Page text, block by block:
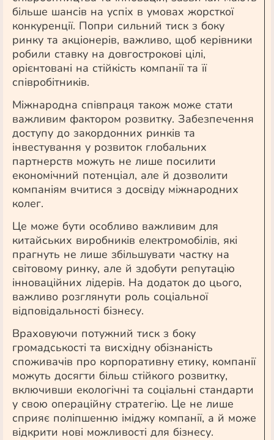
більше шансів на успіх в умовах жорсткої
конкуренції. Попри сильний тиск з боку
ринку та акціонерів, важливо, щоб керівники
робили ставку на довгострокові цілі,
орієнтовані на стійкість компанії та її
співробітників.
Міжнародна співпраця також може стати
важливим фактором розвитку. Забезпечення
доступу до закордонних ринків та
інвестування у розвиток глобальних
партнерств можуть не лише посилити
економічний потенціал, але й дозволити
компаніям вчитися з досвіду міжнародних
колег.
Це може бути особливо важливим для
китайських виробників електромобілів, які
прагнуть не лише збільшувати частку на
світовому ринку, але й здобути репутацію
інноваційних лідерів. На додаток до цього,
важливо розглянути роль соціальної
відповідальності бізнесу.
Враховуючи потужний тиск з боку
громадськості та висхідну обізнаність
споживачів про корпоративну етику, компанії
можуть досягти більш стійкого розвитку,
включивши екологічні та соціальні стандарти
у свою операційну стратегію. Це не лише
сприяє поліпшенню іміджу компанії, а й може
відкрити нові можливості для бізнесу.